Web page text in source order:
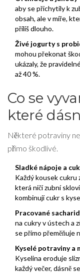
aby se přichytily k
obsah, ale v míře,
příliš dlouho.
Živé jogurty s
mohou překonat
ukázaly, že
až 40 %.
Co se
které
Některé potraviny
přímo škodlivé.
Sladké nápoje a
Každý kousek cukru
která ničí zubní
kombinují cukr s
Pracované
na cukry v ústech a
se přímo přeměňuje
Kyselé potraviny a
Kyselina eroduje
každý večer, dásně